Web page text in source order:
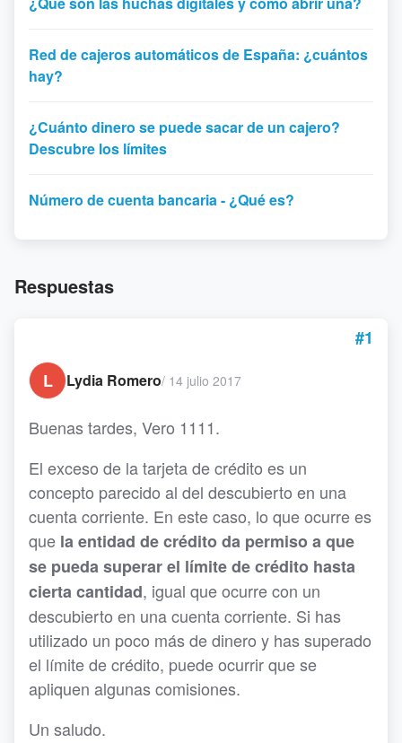
Red de cajeros automáticos de España: ¿cuántos
hay?
¿Cuánto dinero se puede sacar de un cajero?
Descubre los límites
Número de cuenta bancaria - ¿Qué es?
Respuestas
#1
L
Lydia Romero/ 14 julio 2017
Buenas tardes, Vero 1111.
El exceso de la tarjeta de crédito es un
concepto parecido al del descubierto en una
cuenta corriente. En este caso, lo que ocurre es
que la entidad de crédito da permiso a que
se pueda superar el límite de crédito hasta
cierta cantidad, igual que ocurre con un
descubierto en una cuenta corriente. Si has
utilizado un poco más de dinero y has superado
el límite de crédito, puede ocurrir que se
apliquen algunas comisiones.
Un saludo.